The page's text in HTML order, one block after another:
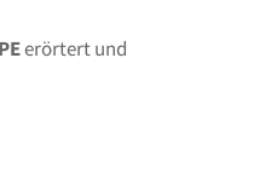
erörtert und